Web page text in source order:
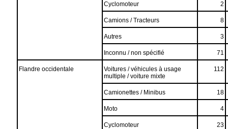
Cyclomoteur 2
Camions / Tracteurs 8
Autres 3
Inconnu / non spécifié 71
Flandre occidentale
Voitures / véhicules à usage
multiple / voiture mixte
112
Camionettes / Minibus 18
Moto 4
Cyclomoteur 23